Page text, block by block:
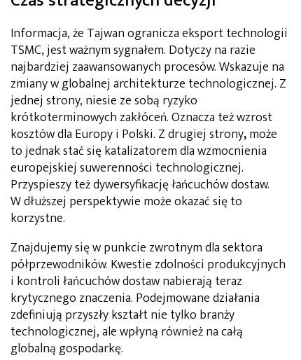
Informacja, że Tajwan ogranicza eksport technologii
TSMC, jest ważnym sygnałem. Dotyczy na razie
najbardziej zaawansowanych procesów. Wskazuje na
zmiany w globalnej architekturze technologicznej. Z
jednej strony, niesie ze sobą ryzyko
krótkoterminowych zakłóceń. Oznacza też wzrost
kosztów dla Europy i Polski. Z drugiej strony,może
to jednak stać się katalizatorem dla wzmocnienia
europejskiej suwerenności technologicznej.
Przyspieszy też dywersyfikację łańcuchów dostaw.
W dłuższej perspektywie może okazać się to
korzystne.
Znajdujemy się w punkcie zwrotnym dla sektora
półprzewodników. Kwestie zdolności produkcyjnych
i kontroli łańcuchów dostaw nabierają teraz
krytycznego znaczenia. Podejmowane działania
zdefiniują przyszły kształt nie tylko branży
technologicznej, ale wpłyną również na całą
globalną gospodarkę.